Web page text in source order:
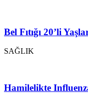
Bel Fıtığı 20’li
SAĞLIK
Hamilelikte